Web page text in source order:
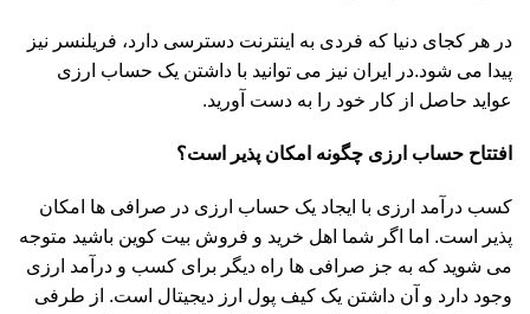
در هر کجای دنیا که فردی به اینترنت دسترسی دارد، فریلنسر نیز
پیدا می شود.در ایران نیز می توانید با داشتن یک حساب ارزی
عواید حاصل از کار خود را به دست آورید.
افتتاح حساب ارزی چگونه امکان پذیر است؟
کسب درآمد ارزی با ایجاد یک حساب ارزی در صرافی ها امکان
پذیر است. اما اگر شما اهل خرید و فروش بیت کوین باشید متوجه
می شوید که به جز صرافی ها راه دیگر برای کسب و درآمد ارزی
وجود دارد و آن داشتن یک کیف پول ارز دیجیتال است. از طرفی